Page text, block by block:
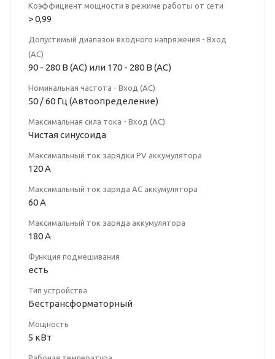
Коэффициент мощности в режиме работы от сети
> 0,99
Допустимый диапазон входного напряжения - Вход
(АС)
90 - 280 В (АС) или 170 - 280 В (АС)
Номинальная частота - Вход (АС)
50 / 60 Гц (Автоопределение)
Максимальная сила тока - Вход (АС)
Чистая синусоида
Максимальный ток зарядки PV аккумулятора
120 А
Максимальный ток заряда AC аккумулятора
60 A
Максимальный ток заряда аккумулятора
180 А
Функция подмешивания
есть
Тип устройства
Бестрансформаторный
Мощность
5 кВт